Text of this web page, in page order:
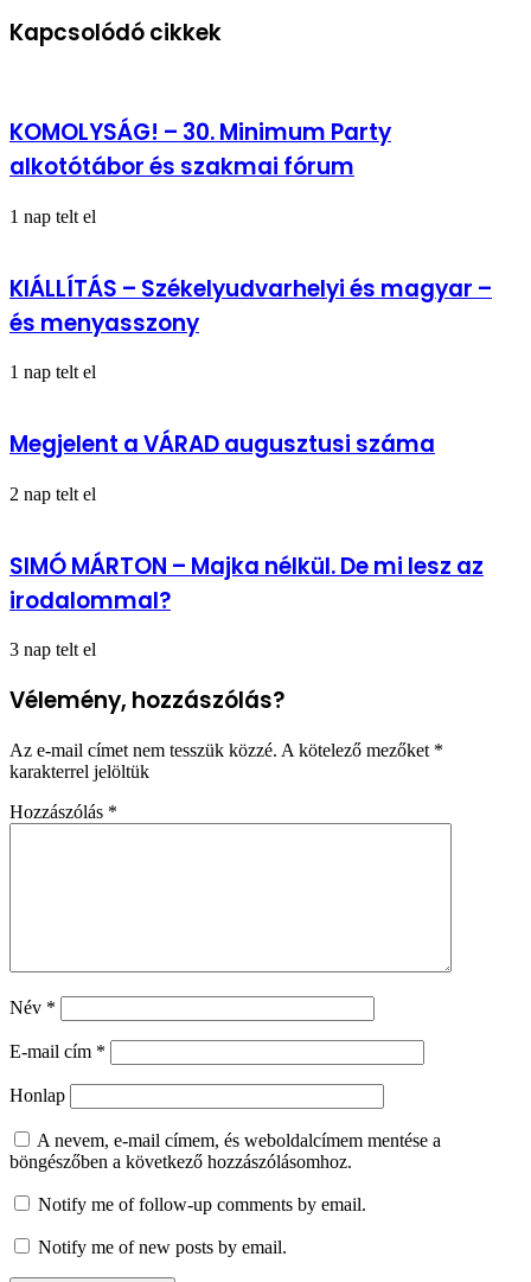
nemzetpolitikai
államtitkár
Kapcsolódó cikkek
KOMOLYSÁG! – 30. Minimum Party
alkotótábor és szakmai fórum
1 nap telt el
KIÁLLÍTÁS – Székelyudvarhelyi és magyar –
és menyasszony
1 nap telt el
Megjelent a VÁRAD augusztusi száma
2 nap telt el
SIMÓ MÁRTON – Majka nélkül. De mi lesz az
irodalommal?
3 nap telt el
Vélemény, hozzászólás?
Az e-mail címet nem tesszük közzé. A kötelező mezőket *
karakterrel jelöltük
Hozzászólás *
Név *
E-mail cím *
Honlap
A nevem, e-mail címem, és weboldalcímem mentése a
böngészőben a következő hozzászólásomhoz.
Notify me of follow-up comments by email.
Notify me of new posts by email.